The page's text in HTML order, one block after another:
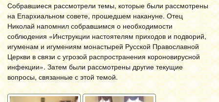
Собравшиеся рассмотрели темы, которые были рассмотрены
на Епархиальном совете, прошедшем накануне. Отец
Николай напомнил собравшимся о необходимости
соблюдения «Инструкции настоятелям приходов и подворий,
игуменам и игумениям монастырей Русской Православной
Церкви в связи с угрозой распространения короновирусной
инфекции». Затем были рассмотрены другие текущие
вопросы, связанные с этой темой.